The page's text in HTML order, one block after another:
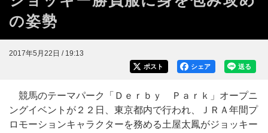
の姿勢
2017年5月22日 / 19:13
送る
シェア
ポスト
競馬のテーマパーク「Ｄｅｒｂｙ Ｐａｒｋ」オープニ
ングイベントが２２日、東京都内で行われ、ＪＲＡ年間プ
ロモーションキャラクターを務める土屋太鳳がジョッキー